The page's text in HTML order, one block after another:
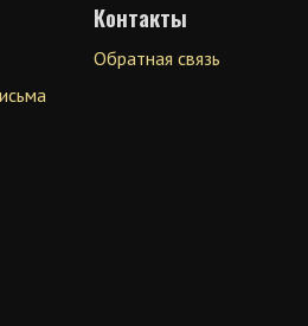
Контакты
Обратная связь